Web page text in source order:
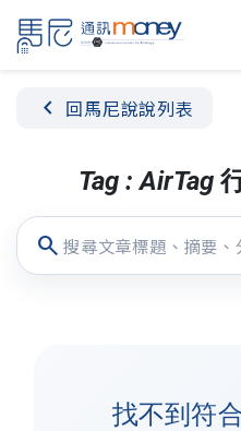
chevron_left 回馬尼說說列表
Tag : AirTag
search
找不到符